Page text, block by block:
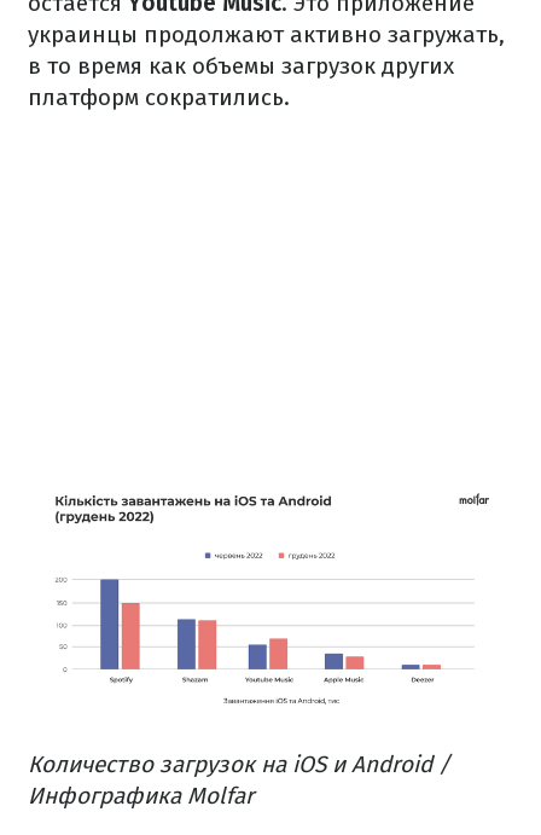
украинцы продолжают активно загружать,
в то время как объемы загрузок других
платформ сократились.
Количество загрузок на iOS и Android /
Инфографика Molfar